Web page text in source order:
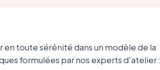
toute sérénité dans un modèle de la
formulées par nos experts d'atelier :